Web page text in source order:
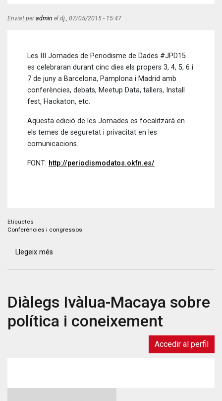
Enviat peradmin el dj., 07/05/2015 - 15:47
Les III Jornades de Periodisme de Dades #JPD15
es celebraran durant cinc dies els propers 3, 4, 5, 6 i
7 de juny a Barcelona, Pamplona i Madrid amb
conferències, debats, Meetup Data, tallers, Install
fest, Hackaton, etc.
Aquesta edició de les Jornades es focalitzarà en
els temes de seguretat i privacitat en les
comunicacions.
FONT: http://periodismodatos.okfn.es/
Etiquetes
Conferències i congressos
Llegeix més
Periodisme
de
Dades
Diàlegs Ivàlua-Macaya sobre
política i coneixement
Accedir al perfil